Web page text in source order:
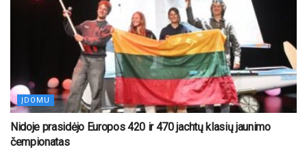
ĮDOMU
Nidoje prasidėjo Europos 420 ir 470 jachtų klasių jaunimo
čempionatas